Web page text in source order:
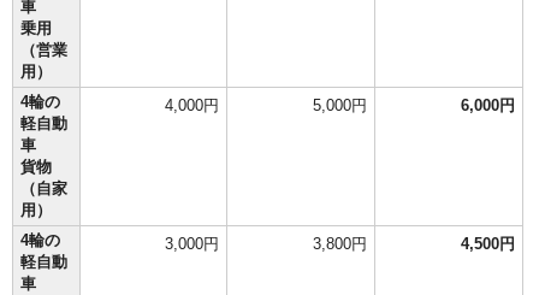
車
乗用
（営業
用）
4輪の
軽自動
車
貨物
（自家
用）
4,000円 5,000円 6,000円
4輪の
軽自動
車
3,000円 3,800円 4,500円